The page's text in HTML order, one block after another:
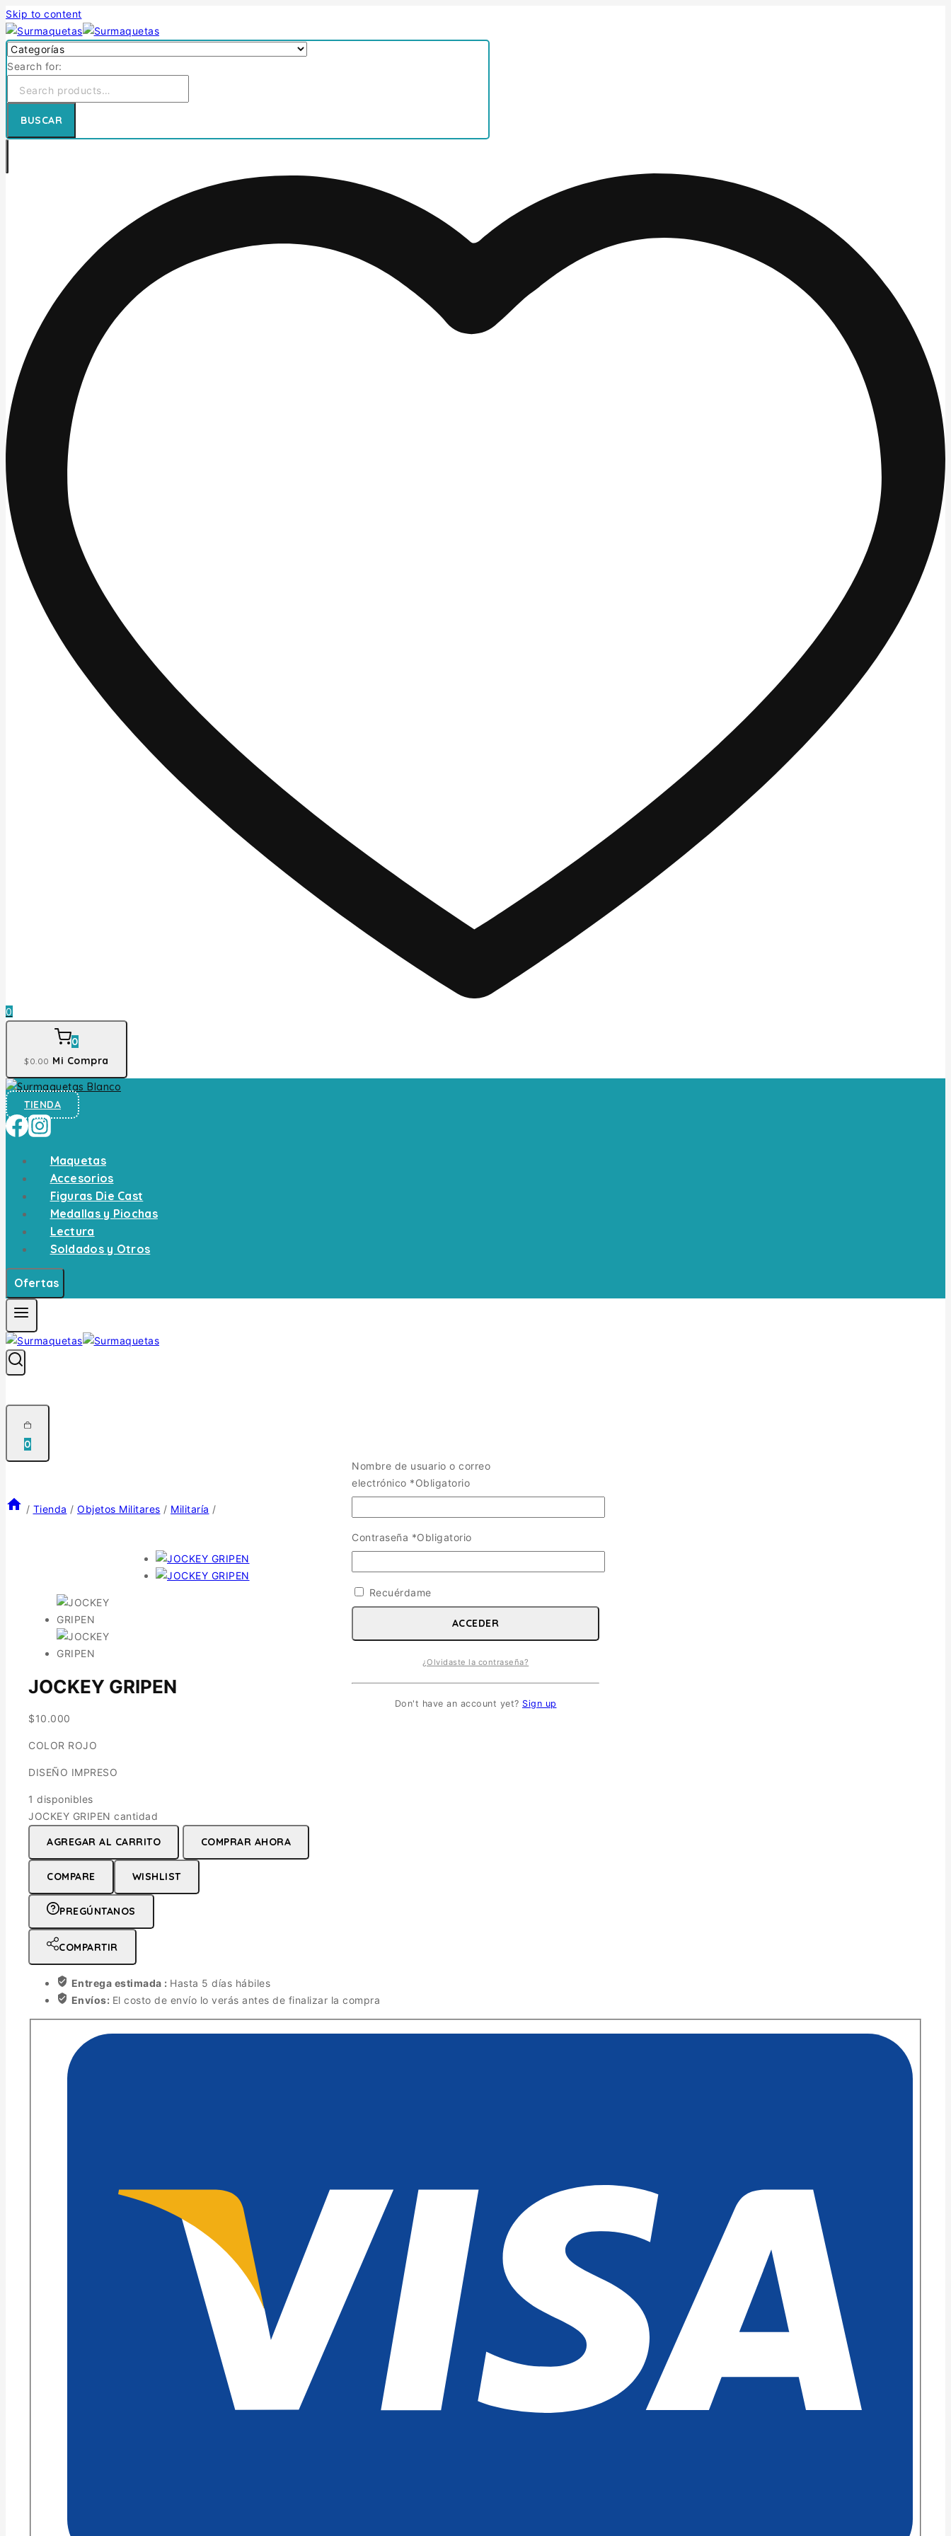
Skip to content
Search for:
BUSCAR
0
0
$0 .00 Mi Compra
TIENDA
Maquetas
Accesorios
Figuras Die Cast
Medallas y Piochas
Lectura
Soldados y Otros
Ofertas
0
/ Tienda / Objetos Militares / Militaría /
JOCKEY GRIPEN
$10.000
COLOR ROJO
DISEÑO IMPRESO
1 disponibles
JOCKEY GRIPEN cantidad
AGREGAR AL CARRITO COMPRAR AHORA
COMPARE WISHLIST
PREGÚNTANOS
COMPARTIR
Entrega estimada : Hasta 5 días hábiles
Envíos: El costo de envío lo verás antes de finalizar la compra
Nombre de usuario o correo
electrónico *Obligatorio
Contraseña *Obligatorio
Recuérdame
ACCEDER
¿Olvidaste la contraseña?
Don't have an account yet? Sign up